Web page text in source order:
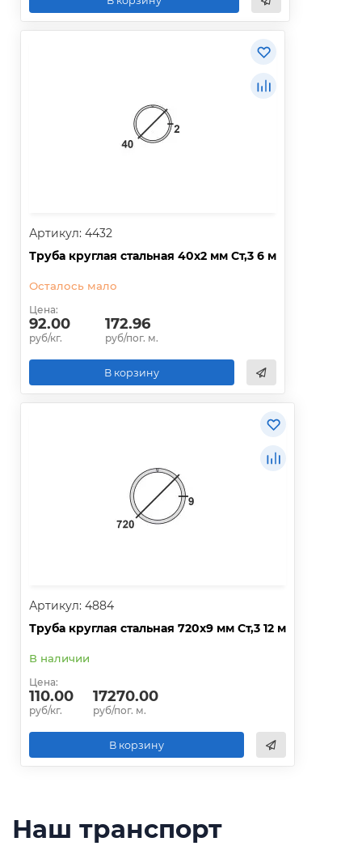
Артикул: 4432
Труба круглая стальная 40х2 мм Ст,3 6 м
Осталось мало
Цена:
92.00
руб/кг.
172.96
руб/пог. м.
В корзину
Артикул: 4884
Труба круглая стальная 720х9 мм Ст,3 12 м
В наличии
Цена:
110.00
руб/кг.
17270.00
руб/пог. м.
В корзину
Наш транспорт